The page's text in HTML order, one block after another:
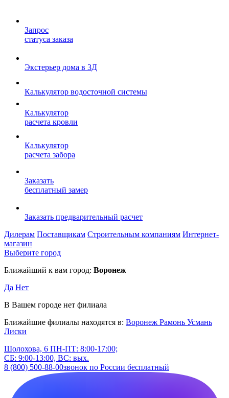
Запрос
статуса заказа
Экстерьер дома в 3Д
Калькулятор водосточной системы
Калькулятор
расчета кровли
Калькулятор
расчета забора
Заказать
бесплатный замер
Заказать предварительный расчет
Дилерам Поставщикам Строительным компаниям Интернет-
магазин
Выберите город
Ближайший к вам город: Воронеж
Да Нет
В Вашем городе нет филиала
Ближайшие филиалы находятся в: Воронеж Рамонь Усмань
Лиски
Шолохова, 6 ПН-ПТ: 8:00-17:00;
СБ: 9:00-13:00, ВС: вых.
8 (800) 500-88-00звонок по России бесплатный